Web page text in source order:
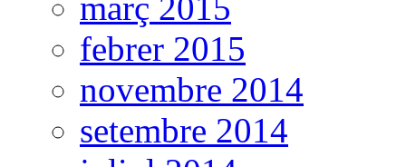
març 2015
febrer 2015
novembre 2014
setembre 2014